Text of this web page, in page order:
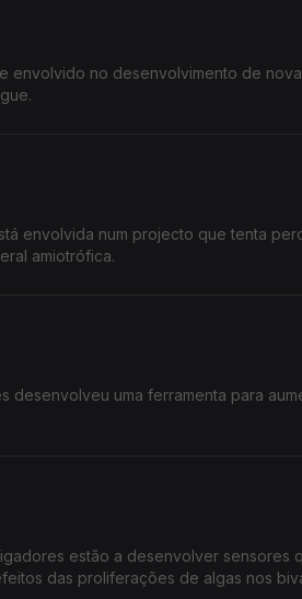
envolvido no desenvolvimento de
envolvida num projecto que tenta
amiotrófica.
desenvolveu uma ferramenta para
estão a desenvolver sensores
das proliferações de algas nos